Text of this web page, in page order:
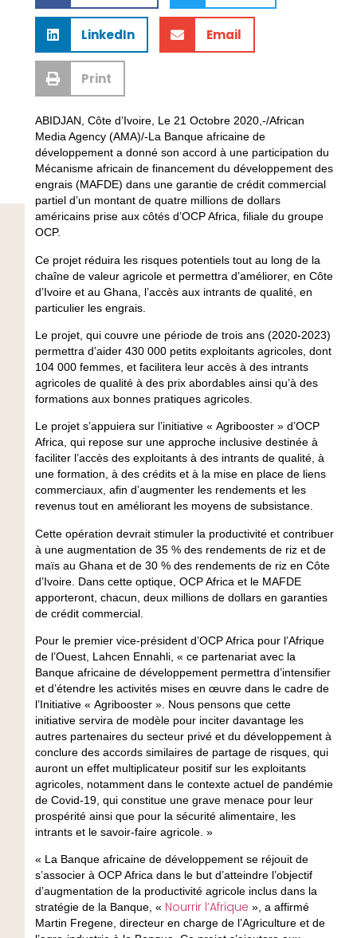
LinkedIn Email
Print
ABIDJAN, Côte d’Ivoire, Le 21 Octobre 2020,-/African
Media Agency (AMA)/-La Banque africaine de
développement a donné son accord à une participation du
Mécanisme africain de financement du développement des
engrais (MAFDE) dans une garantie de crédit commercial
partiel d’un montant de quatre millions de dollars
américains prise aux côtés d’OCP Africa, filiale du groupe
OCP.
Ce projet réduira les risques potentiels tout au long de la
chaîne de valeur agricole et permettra d’améliorer, en Côte
d’Ivoire et au Ghana, l’accès aux intrants de qualité, en
particulier les engrais.
Le projet, qui couvre une période de trois ans (2020-2023)
permettra d’aider 430 000 petits exploitants agricoles, dont
104 000 femmes, et facilitera leur accès à des intrants
agricoles de qualité à des prix abordables ainsi qu’à des
formations aux bonnes pratiques agricoles.
Le projet s’appuiera sur l’initiative « Agribooster » d’OCP
Africa, qui repose sur une approche inclusive destinée à
faciliter l’accès des exploitants à des intrants de qualité, à
une formation, à des crédits et à la mise en place de liens
commerciaux, afin d’augmenter les rendements et les
revenus tout en améliorant les moyens de subsistance.
Cette opération devrait stimuler la productivité et contribuer
à une augmentation de 35 % des rendements de riz et de
maïs au Ghana et de 30 % des rendements de riz en Côte
d’Ivoire. Dans cette optique, OCP Africa et le MAFDE
apporteront, chacun, deux millions de dollars en garanties
de crédit commercial.
Pour le premier vice-président d’OCP Africa pour l’Afrique
de l’Ouest, Lahcen Ennahli, « ce partenariat avec la
Banque africaine de développement permettra d’intensifier
et d’étendre les activités mises en œuvre dans le cadre de
l’Initiative « Agribooster ». Nous pensons que cette
initiative servira de modèle pour inciter davantage les
autres partenaires du secteur privé et du développement à
conclure des accords similaires de partage de risques, qui
auront un effet multiplicateur positif sur les exploitants
agricoles, notamment dans le contexte actuel de pandémie
de Covid‑19, qui constitue une grave menace pour leur
prospérité ainsi que pour la sécurité alimentaire, les
intrants et le savoir-faire agricole. »
« La Banque africaine de développement se réjouit de
s’associer à OCP Africa dans le but d’atteindre l’objectif
d’augmentation de la productivité agricole inclus dans la
stratégie de la Banque, « Nourrir l’Afrique », a affirmé
Martin Fregene, directeur en charge de l’Agriculture et de